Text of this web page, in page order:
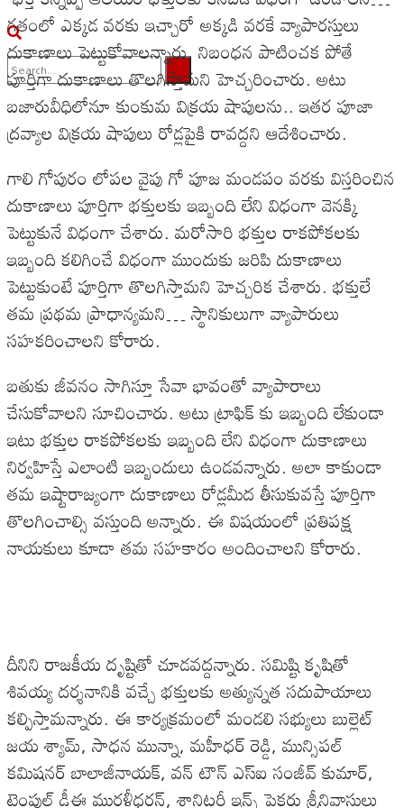
No Result
View All Result
గతంలో ఎక్కడ వరకు ఇచ్చారో అక్కడి వరకే వ్యాపారస్తులు
దుకాణాలు పెట్టుకోవాలన్నారు. నిబంధన పాటించక పోతే
పూర్తిగా దుకాణాలు తొలగిస్తామని హెచ్చరించారు. అటు
బజారువీధిలోనూ కుంకుమ విక్రయ షాపులను.. ఇతర పూజా
ద్రవ్యాల విక్రయ షాపులు రోడ్లపైకి రావద్దని ఆదేశించారు.
గాలి గోపురం లోపల వైపు గో పూజ మండపం వరకు విస్తరించిన
దుకాణాలు పూర్తిగా భక్తులకు ఇబ్బంది లేని విధంగా వెనక్కి
పెట్టుకునే విధంగా చేశారు. మరోసారి భక్తుల రాకపోకలకు
ఇబ్బంది కలిగించే విధంగా ముందుకు జరిపి దుకాణాలు
పెట్టుకుంటే పూర్తిగా తొలగిస్తామని హెచ్చరిక చేశారు. భక్తులే
తమ ప్రథమ ప్రాధాన్యమని… స్థానికులుగా వ్యాపారులు
సహకరించాలని కోరారు.
బతుకు జీవనం సాగిస్తూ సేవా భావంతో వ్యాపారాలు
చేసుకోవాలని సూచించారు. అటు ట్రాఫిక్ కు ఇబ్బంది లేకుండా
ఇటు భక్తుల రాకపోకలకు ఇబ్బంది లేని విధంగా దుకాణాలు
నిర్వహిస్తే ఎలాంటి ఇబ్బందులు ఉండవన్నారు. అలా కాకుండా
తమ ఇష్టారాజ్యంగా దుకాణాలు రోడ్లమీద తీసుకువస్తే పూర్తిగా
తొలగించాల్సి వస్తుంది అన్నారు. ఈ విషయంలో ప్రతిపక్ష
నాయకులు కూడా తమ సహకారం అందించాలని కోరారు.
దీనిని రాజకీయ దృష్టితో చూడవద్దన్నారు. సమిష్టి కృషితో
శివయ్య దర్శనానికి వచ్చే భక్తులకు అత్యున్నత సదుపాయాలు
కల్పిస్తామన్నారు. ఈ కార్యక్రమంలో మండలి సభ్యులు బుల్లెట్
జయ శ్యామ్, సాధన మున్నా, మహీధర్ రెడ్డి, మున్సిపల్
కమిషనర్ బాలాజీనాయక్, వన్ టౌన్ ఎస్ఐ సంజీవ్ కుమార్,
టెంపుల్ డీఈ మురళీధరన్, శానిటరీ ఇన్స్ పెక్టరు శ్రీనివాసులు